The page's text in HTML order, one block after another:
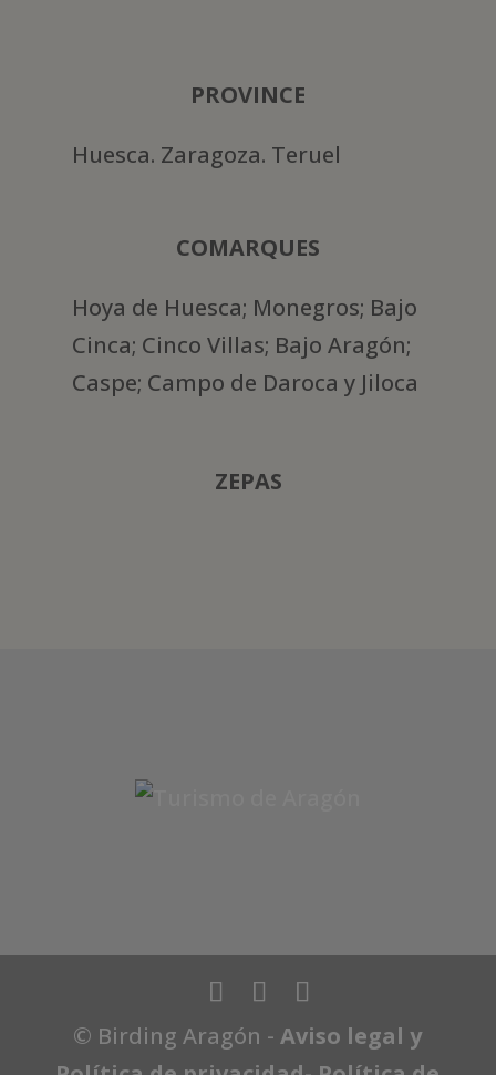
PROVINCE
Huesca. Zaragoza. Teruel
COMARQUES
Hoya de Huesca; Monegros; Bajo
Cinca; Cinco Villas; Bajo Aragón;
Caspe; Campo de Daroca y Jiloca
ZEPAS
© Birding Aragón -Aviso legal y